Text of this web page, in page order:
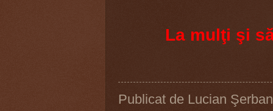
La mulţi şi
Publicat de Lucian Şerban